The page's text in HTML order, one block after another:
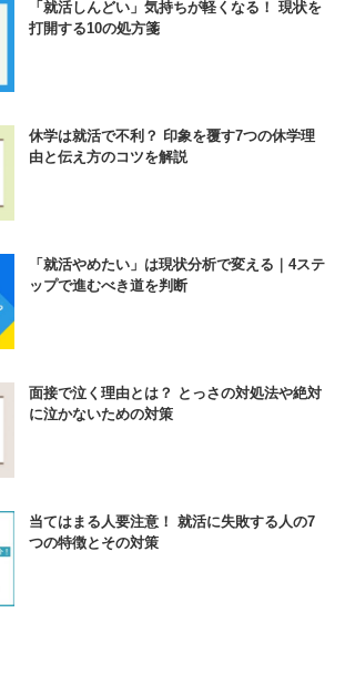
「就活しんどい」気持ちが軽くなる！ 現状を
打開する10の処方箋
休学は就活で不利？ 印象を覆す7つの休学理
由と伝え方のコツを解説
「就活やめたい」は現状分析で変える｜4ステ
ップで進むべき道を判断
面接で泣く理由とは？ とっさの対処法や絶対
に泣かないための対策
当てはまる人要注意！ 就活に失敗する人の7
つの特徴とその対策